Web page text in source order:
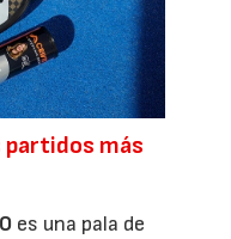
partidos más
es una pala de